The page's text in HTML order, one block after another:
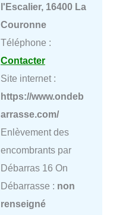
l'Escalier, 16400 La
Couronne
Téléphone :
Contacter
Site internet :
https://www.ondeb
arrasse.com/
Enlèvement des
encombrants par
Débarras 16 On
Débarrasse : non
renseigné